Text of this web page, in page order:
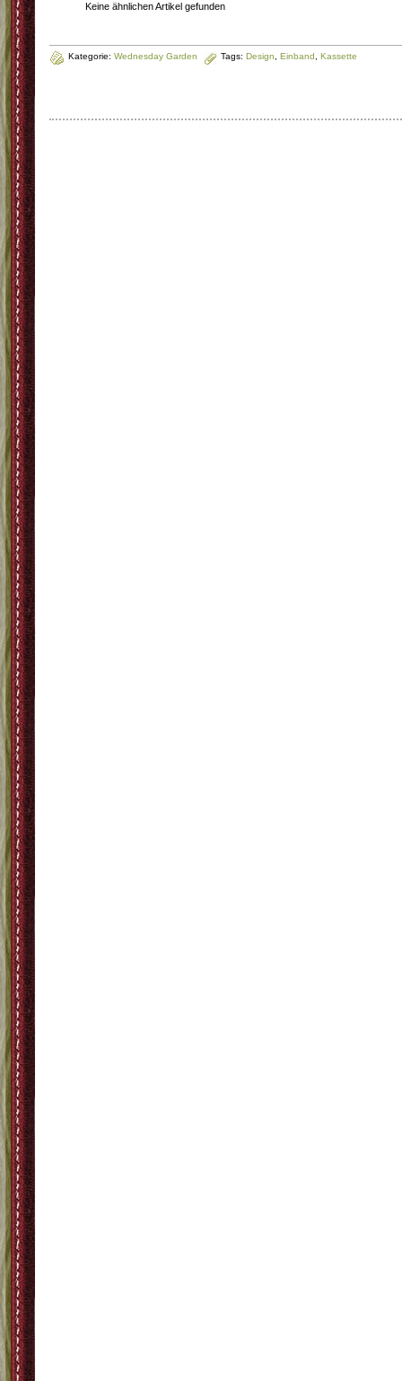
Keine ähnlichen Artikel gefunden
Kategorie: Wednesday Garden Tags: Design, Einband , Kassette